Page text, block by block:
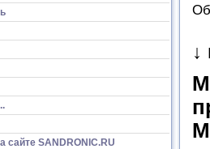
сайте SANDRONIC.RU